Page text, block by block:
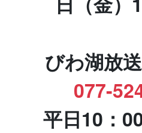
びわ湖放
077-
平日10：